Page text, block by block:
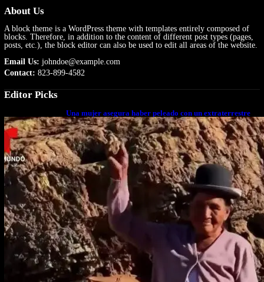
About Us
A block theme is a WordPress theme with templates entirely composed of
blocks. Therefore, in addition to the content of different post types (pages,
posts, etc.), the block editor can also be used to edit all areas of the website.
Email Us: johndoe@example.com
Contact: 823-899-4582
Editor Picks
Una mujer asegura haber peleado con un extraterrestre
cuerpo a cuerpo